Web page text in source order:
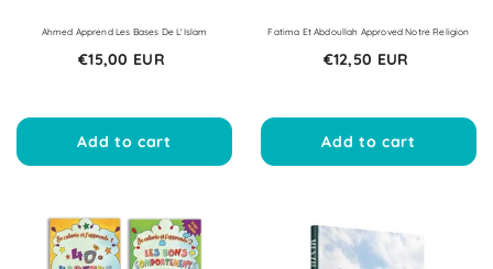
Ahmed Apprend Les Bases De L'Islam
€15,00 EUR
Add to cart
Fatima Et Abdoullah Approved Notre Religion
€12,50 EUR
Add to cart